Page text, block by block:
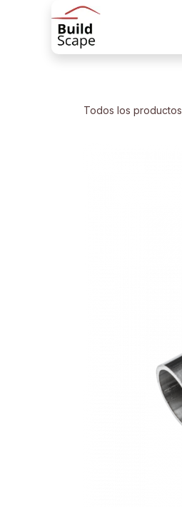
Ir al contenido
Todos los productos